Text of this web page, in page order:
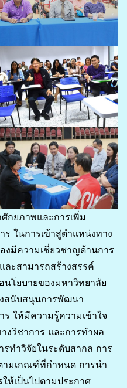
กยภาพและการเพิ่ม
ในการเข้าสู่ตำแหน่งทาง
งมีความเชี่ยวชาญด้านการ
ละสามารถสร้างสรรค์
โยบายของมหาวิทยาลัย
สนับสนุนการพัฒนา
ให้มีความรู้ความเข้าใจ
งวิชาการ และการทำผล
ทำวิจัยในระดับสากล การ
ามเกณฑ์ที่กำหนด การนำ
ห้เป็นไปตามประกาศ